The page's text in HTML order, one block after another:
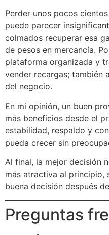
Perder unos pocos
puede parecer
colmados recuperar esa
de pesos en mercancía.
plataforma organizada y
vender recargas; también
del negocio.
En mi opinión, un buen
más beneficios desde el
estabilidad, respaldo y
pueda crecer sin
Al final, la mejor decisión
más atractiva al principio,
buena decisión después
Preguntas